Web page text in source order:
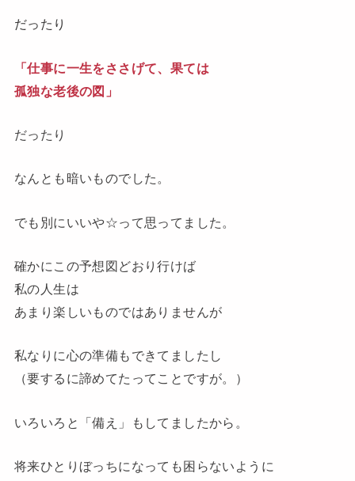
だったり
「仕事に一生をささげて、果ては
孤独な老後の図」
だったり
なんとも暗いものでした。
でも別にいいや☆って思ってました。
確かにこの予想図どおり行けば
私の人生は
あまり楽しいものではありませんが
私なりに心の準備もできてましたし
（要するに諦めてたってことですが。）
いろいろと「備え」もしてましたから。
将来ひとりぼっちになっても困らないように